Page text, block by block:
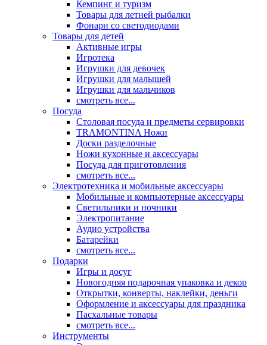
Кемпинг и туризм
Товары для летней рыбалки
Фонари со светодиодами
Товары для детей
Активные игры
Игротека
Игрушки для девочек
Игрушки для малышей
Игрушки для мальчиков
смотреть все...
Посуда
Столовая посуда и предметы сервировки
TRAMONTINA Ножи
Доски разделочные
Ножи кухонные и аксессуары
Посуда для приготовления
смотреть все...
Электротехника и мобильные аксессуары
Мобильные и компьютерные аксессуары
Светильники и ночники
Электропитание
Аудио устройства
Батарейки
смотреть все...
Подарки
Игры и досуг
Новогодняя подарочная упаковка и декор
Открытки, конверты, наклейки, деньги
Оформление и аксессуары для праздника
Пасхальные товары
смотреть все...
Инструменты